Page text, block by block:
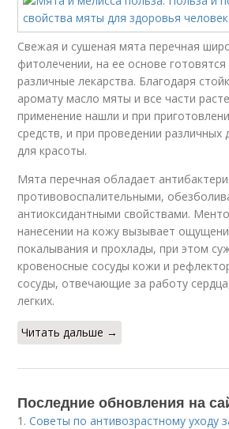
Свежая и сушеная мята перечная
фитолечении, на ее основе
различные лекарства. Благодаря
аромату масло мяты и все части
применение нашли и при
средств, и при проведении
для красоты.
Мята перечная обладает
противовоспалительными,
антиоксидантными свойствами.
нанесении на кожу вызывает
покалывания и прохлады, при этом
кровеносные сосуды кожи и
сосуды, отвечающие за работу
легких.
Читать дальше →
Последние обновления на
1.Советы по антивозрастному уходу